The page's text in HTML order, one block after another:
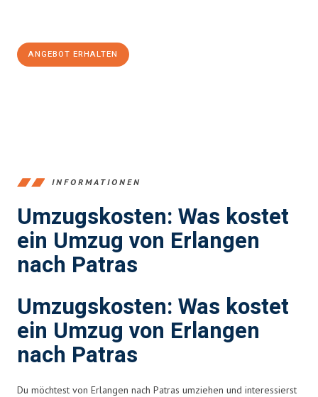
ANGEBOT ERHALTEN
INFORMATIONEN
Umzugskosten: Was kostet
ein Umzug von Erlangen
nach Patras
Umzugskosten: Was kostet
ein Umzug von Erlangen
nach Patras
Du möchtest von Erlangen nach Patras umziehen und interessierst